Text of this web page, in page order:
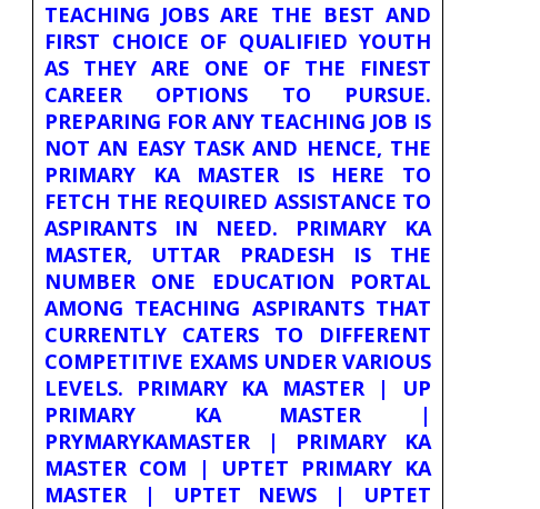
TEACHING JOBS ARE THE BEST AND
FIRST CHOICE OF QUALIFIED YOUTH
AS THEY ARE ONE OF THE FINEST
CAREER OPTIONS TO PURSUE.
PREPARING FOR ANY TEACHING JOB IS
NOT AN EASY TASK AND HENCE, THE
PRIMARY KA MASTER IS HERE TO
FETCH THE REQUIRED ASSISTANCE TO
ASPIRANTS IN NEED. PRIMARY KA
MASTER, UTTAR PRADESH IS THE
NUMBER ONE EDUCATION PORTAL
AMONG TEACHING ASPIRANTS THAT
CURRENTLY CATERS TO DIFFERENT
COMPETITIVE EXAMS UNDER VARIOUS
LEVELS. PRIMARY KA MASTER | UP
PRIMARY KA MASTER |
PRYMARYKAMASTER | PRIMARY KA
MASTER COM | UPTET PRIMARY KA
MASTER | UPTET NEWS | UPTET